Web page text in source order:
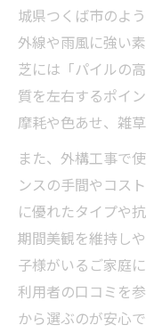
城県つくば市のよ
外線や雨風に強い
芝には「パイルの
質を左右するポイ
摩耗や色あせ、雑
また、外構工事で
ンスの手間やコス
に優れたタイプや
期間美観を維持し
子様がいるご家庭
利用者の口コミを
から選ぶのが安心で